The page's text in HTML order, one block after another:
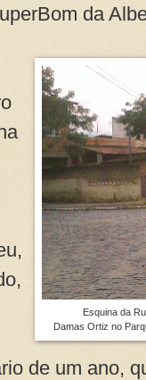
da
Esquina da
Damas Ortiz no
de um ano,